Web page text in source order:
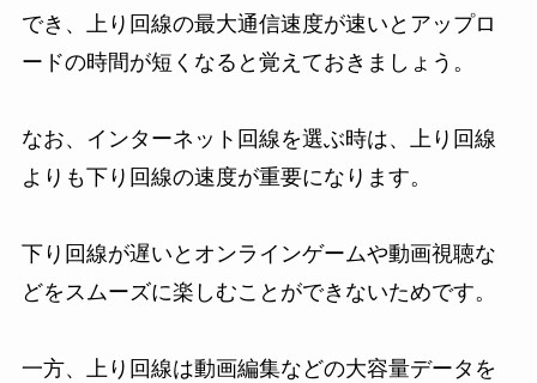
でき、上り回線の最大通信速度が速いとアップロ
ードの時間が短くなると覚えておきましょう。
なお、インターネット回線を選ぶ時は、上り回線
よりも下り回線の速度が重要になります。
下り回線が遅いとオンラインゲームや動画視聴な
どをスムーズに楽しむことができないためです。
一方、上り回線は動画編集などの大容量データを